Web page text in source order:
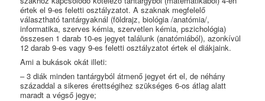
értek el 9-es feletti osztályzatot. A szaknak megfelelő
választható tantárgyaknál (földrajz, biológia /anatómia/,
informatika, szerves kémia, szervetlen kémia, pszichológia)
összesen 1 darab 10-es jegyet találunk (anatómiából), azonkívül
12 darab 9-es vagy 9-es feletti osztályzatot értek el diákjaink.
Ami a bukások okát illeti:
– 3 diák minden tantárgyból átmenő jegyet ért el, de néhány
századdal a sikeres érettségihez szükséges 6-os átlag alatt
maradt a végső jegye;